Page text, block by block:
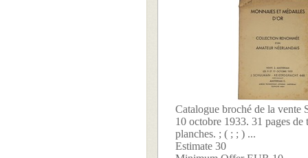
Catalogue broché de la vente
10 octobre 1933. 31 pages de
planches. ; ( ; ; ) ...
Estimate 30